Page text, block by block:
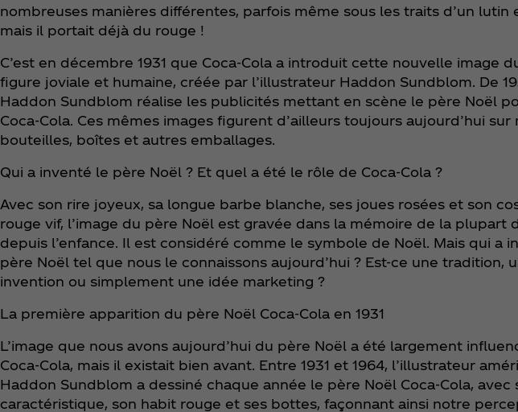
nombreuses manières différentes, parfois même sous les traits d’un lutin
mais il portait déjà du rouge !
C’est en décembre 1931 que Coca‑Cola a introduit cette nouvelle image
figure joviale et humaine, créée par l’illustrateur Haddon Sundblom. De
Haddon Sundblom réalise les publicités mettant en scène le père Noël
Coca‑Cola. Ces mêmes images figurent d’ailleurs toujours aujourd’hui sur
bouteilles, boîtes et autres emballages.
Qui a inventé le père Noël ? Et quel a été le rôle de Coca‑Cola ?
Avec son rire joyeux, sa longue barbe blanche, ses joues rosées et son
rouge vif, l’image du père Noël est gravée dans la mémoire de la plupart
depuis l’enfance. Il est considéré comme le symbole de Noël. Mais qui a
père Noël tel que nous le connaissons aujourd’hui ? Est-ce une tradition,
invention ou simplement une idée marketing ?
La première apparition du père Noël Coca‑Cola en 1931
L’image que nous avons aujourd’hui du père Noël a été largement
Coca‑Cola, mais il existait bien avant. Entre 1931 et 1964, l’illustrateur
Haddon Sundblom a dessiné chaque année le père Noël Coca‑Cola, avec
caractéristique, son habit rouge et ses bottes, façonnant ainsi notre